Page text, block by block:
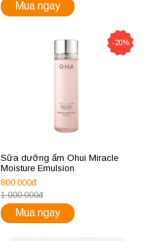
Mua ngay
-20%
Sữa dưỡng ẩm Ohui Miracle
Moisture Emulsion
800.000đ
1.000.000đ
Mua ngay